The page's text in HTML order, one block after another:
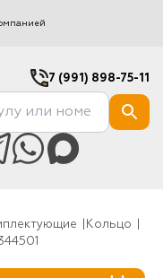
7 (991) 898-75-11
Кольцо